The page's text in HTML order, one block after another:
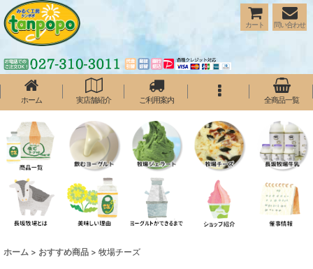
カート 問い合わせ
ホーム 実店舗紹介 ご利用案内 全商品一覧
ホーム > おすすめ商品 > 牧場チーズ